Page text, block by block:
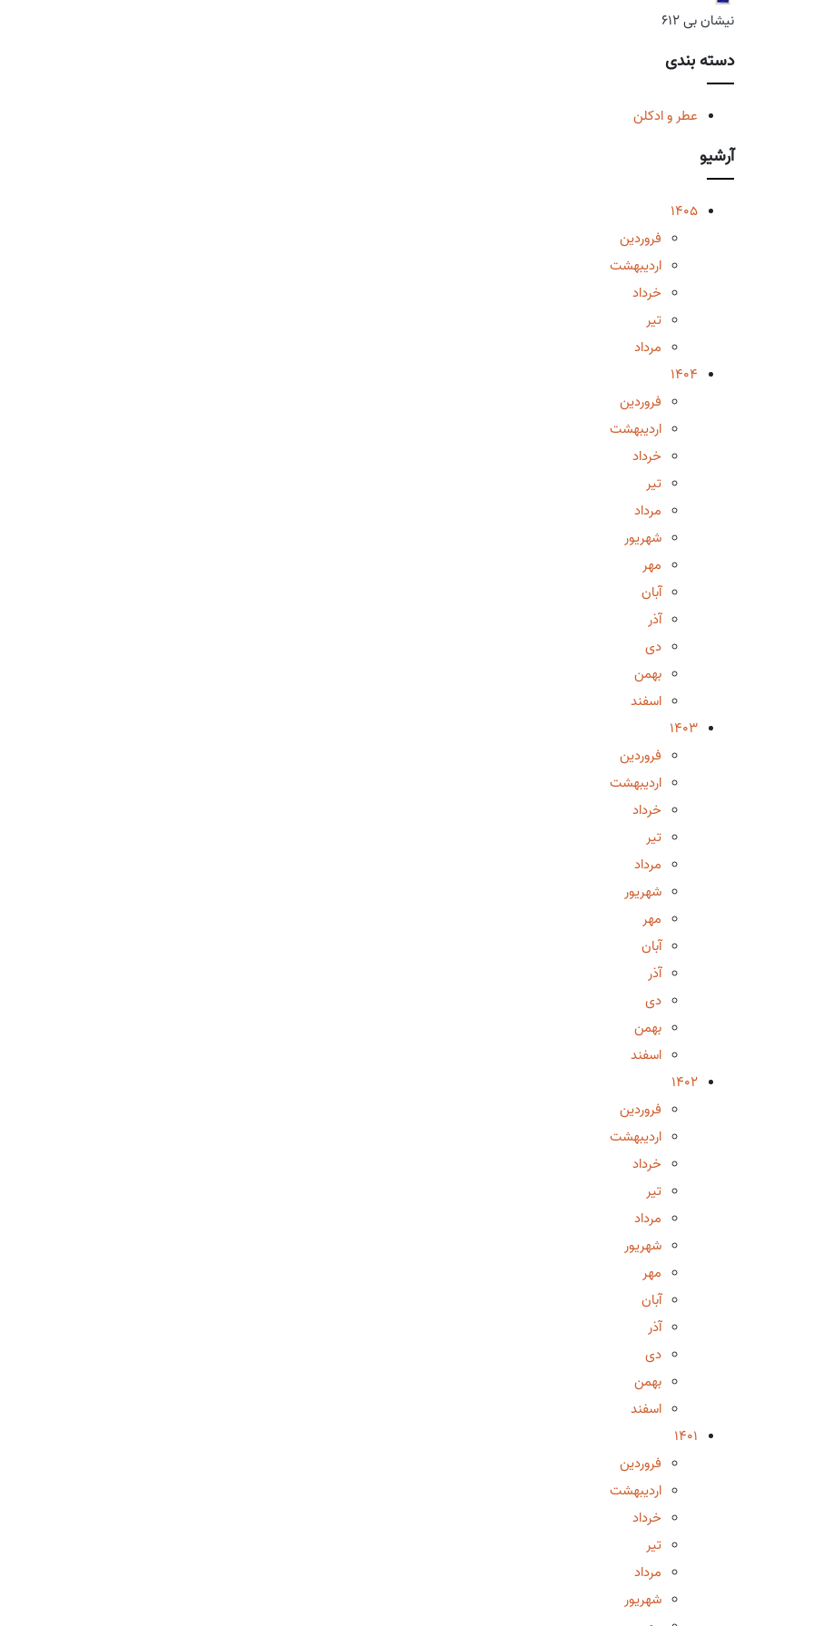
نیشان بی 612
دسته بندی
عطر و ادکلن
آرشیو
1405
فروردین
اردیبهشت
خرداد
تیر
مرداد
1404
فروردین
اردیبهشت
خرداد
تیر
مرداد
شهریور
مهر
آبان
آذر
دی
بهمن
اسفند
1403
فروردین
اردیبهشت
خرداد
تیر
مرداد
شهریور
مهر
آبان
آذر
دی
بهمن
اسفند
1402
فروردین
اردیبهشت
خرداد
تیر
مرداد
شهریور
مهر
آبان
آذر
دی
بهمن
اسفند
1401
فروردین
اردیبهشت
خرداد
تیر
مرداد
شهریور